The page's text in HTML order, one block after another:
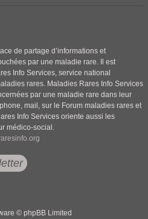
de partage d’informations et
par une maladie rare. Il est
Info Services, service national
rares. Maladies Rares Info Services
par une maladie rare dans leur
mail, sur le Forum maladies rares et
Info Services oriente aussi les
médico-social.
© phpBB Limited